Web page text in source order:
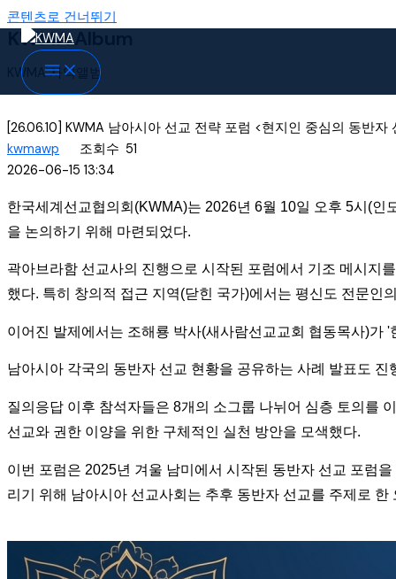
콘텐츠로 건너뛰기
KWMA Album
KWMA 사역앨범
[26.06.10] KWMA 남아시아 선교 전략 포럼 <현지인 중심의 동반자
kwmawp
조회수 51
2026-06-15 13:34
한국세계선교협의회(KWMA)는 2026년 6월 10일 오후 5시(
을 논의하기 위해 마련되었다.
곽아브라함 선교사의 진행으로 시작된 포럼에서 기조 메시지
했다. 특히 창의적 접근 지역(닫힌 국가)에서는 평신도 전문인
이어진 발제에서는 조해룡 박사(새사람선교교회 협동목사)가
남아시아 각국의 동반자 선교 현황을 공유하는 사례 발표도
질의응답 이후 참석자들은 8개의 소그룹 나뉘어 심층 토의를
선교와 권한 이양을 위한 구체적인 실천 방안을 모색했다.
이번 포럼은 2025년 겨울 남미에서 시작된 동반자 선교 포럼
리기 위해 남아시아 선교사회는 추후 동반자 선교를 주제로